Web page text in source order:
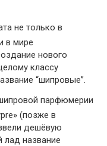
не только в
в мире
нового
классу
“шипровые”.
парфюмерии
(позже в
дешёвую
лад название